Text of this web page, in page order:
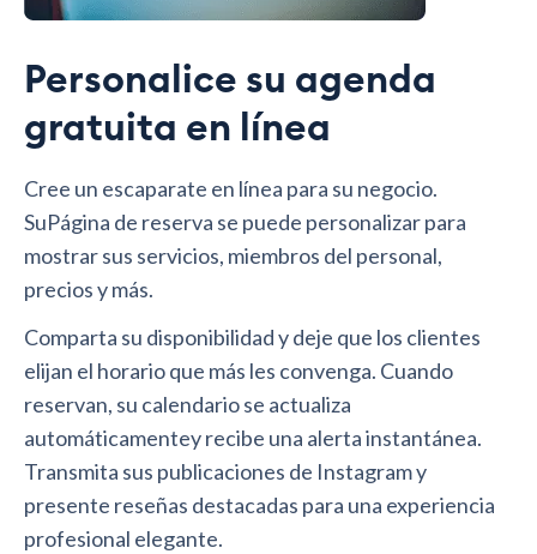
Personalice su agenda
gratuita en línea
Cree un escaparate en línea para su negocio.
SuPágina de reserva se puede personalizar para
mostrar sus servicios, miembros del personal,
precios y más.
Comparta su disponibilidad y deje que los clientes
elijan el horario que más les convenga. Cuando
reservan, su calendario se actualiza
automáticamentey recibe una alerta instantánea.
Transmita sus publicaciones de Instagram y
presente reseñas destacadas para una experiencia
profesional elegante.